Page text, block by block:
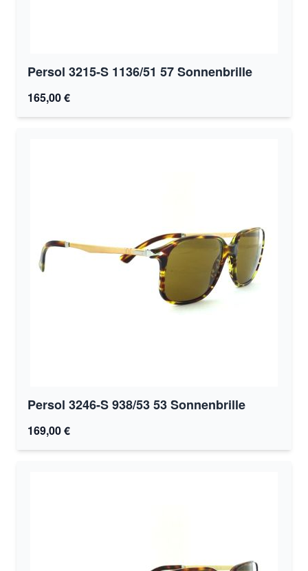
Persol 3215-S 1136/51 57 Sonnenbrille
165,00 €
Persol 3246-S 938/53 53 Sonnenbrille
169,00 €